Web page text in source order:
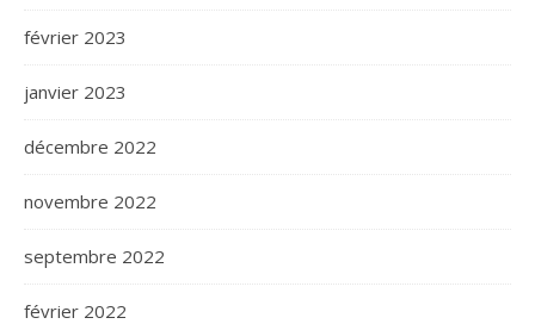
février 2023
janvier 2023
décembre 2022
novembre 2022
septembre 2022
février 2022